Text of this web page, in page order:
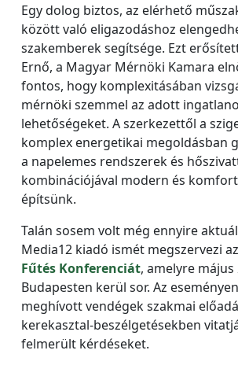
Egy dolog biztos, az elérhető
között való eligazodáshoz
szakemberek segítsége. Ezt
Ernő, a Magyar Mérnöki Kamara
fontos, hogy komplexitásában
mérnöki szemmel az adott
lehetőségeket. A szerkezettől a
komplex energetikai megoldásban
a napelemes rendszerek és
kombinációjával modern és
építsünk.
Talán sosem volt még ennyire
Media12 kiadó ismét megszervezi az
Fűtés Konferenciát, amelyre május
Budapesten kerül sor. Az
meghívott vendégek szakmai
kerekasztal-beszélgetésekben
felmerült kérdéseket.